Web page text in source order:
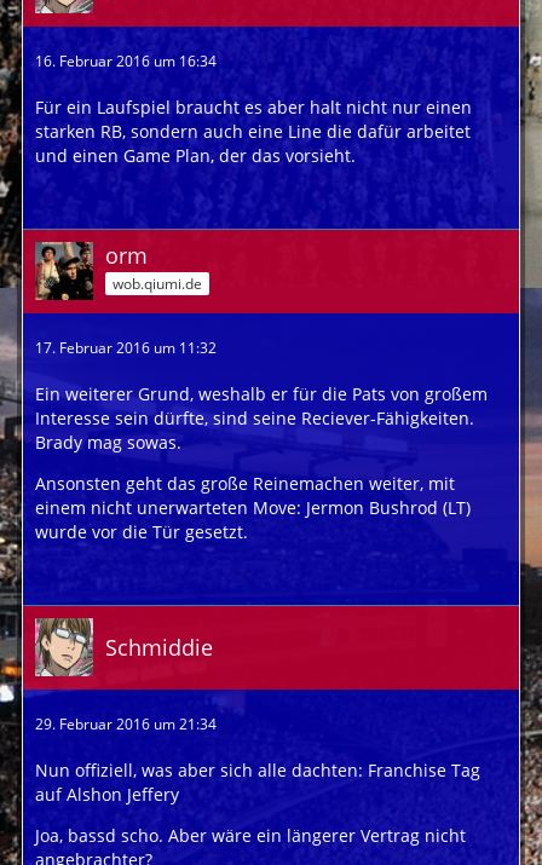
16. Februar 2016 um 16:34
Für ein Laufspiel braucht es aber halt nicht nur einen
starken RB, sondern auch eine Line die dafür arbeitet
und einen Game Plan, der das vorsieht.
orm
wob.qiumi.de
17. Februar 2016 um 11:32
Ein weiterer Grund, weshalb er für die Pats von großem
Interesse sein dürfte, sind seine Reciever-Fähigkeiten.
Brady mag sowas.
Ansonsten geht das große Reinemachen weiter, mit
einem nicht unerwarteten Move: Jermon Bushrod (LT)
wurde vor die Tür gesetzt.
Schmiddie
29. Februar 2016 um 21:34
Nun offiziell, was aber sich alle dachten: Franchise Tag
auf Alshon Jeffery
Joa, bassd scho. Aber wäre ein längerer Vertrag nicht
angebrachter?